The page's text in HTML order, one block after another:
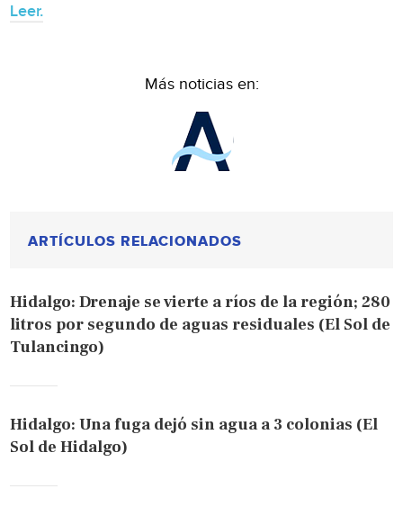
Leer.
Más noticias en:
ARTÍCULOS RELACIONADOS
Hidalgo: Drenaje se vierte a ríos de la región; 280
litros por segundo de aguas residuales (El Sol de
Tulancingo)
Hidalgo: Una fuga dejó sin agua a 3 colonias (El
Sol de Hidalgo)